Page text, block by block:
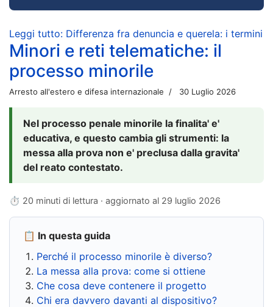
Leggi tutto: Differenza fra denuncia e querela: i termini
Minori e reti telematiche: il
processo minorile
Arresto all'estero e difesa internazionale 30 Luglio 2026
Nel processo penale minorile la finalita' e'
educativa, e questo cambia gli strumenti: la
messa alla prova non e' preclusa dalla gravita'
del reato contestato.
⏱ 20 minuti di lettura · aggiornato al 29 luglio 2026
📋 In questa guida
Perché il processo minorile è diverso?
La messa alla prova: come si ottiene
Che cosa deve contenere il progetto
Chi era davvero davanti al dispositivo?